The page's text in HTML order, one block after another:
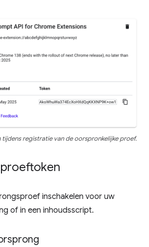
tijdens registratie van de oorspronkelijke proef.
inschakelen voor uw
of in een inhoudsscript.